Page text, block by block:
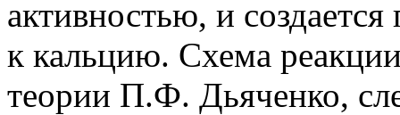
активностью, и
к кальцию. Схема
теории П.Ф. Дьяченко,